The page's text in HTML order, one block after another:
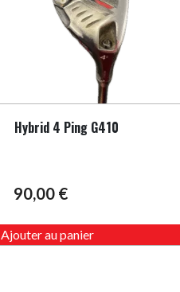
Hybrid 4 Ping G410
90,00 €
Ajouter au panier